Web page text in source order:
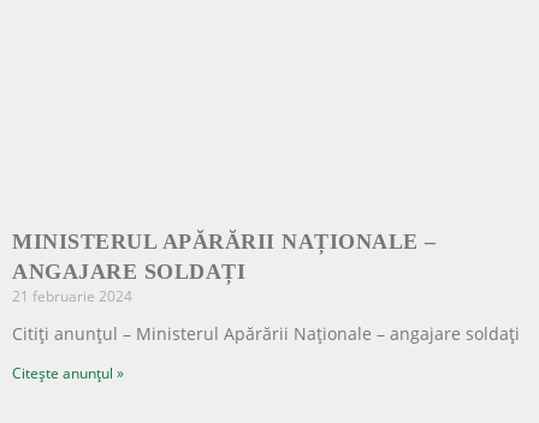
MINISTERUL APĂRĂRII NAȚIONALE –
ANGAJARE SOLDAȚI
21 februarie 2024
Citiți anunțul – Ministerul Apărării Naționale – angajare soldați
Citește anunțul »